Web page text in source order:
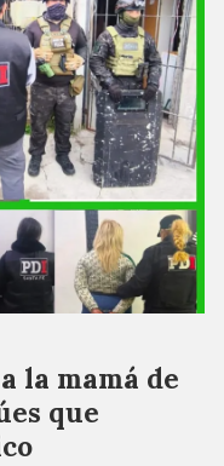
la mamá de
que